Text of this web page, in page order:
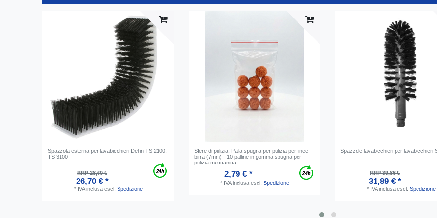
Spazzola esterna per lavabicchieri Delfin TS 2100,
TS 3100
RRP 28,60 €
26,70 € *
* IVA inclusaescl. Spedizione
Sfere di pulizia, Palla spugna per pulizia per linee
birra (7mm) - 10 palline in gomma spugna per
pulizia meccanica
2,79 € *
* IVA inclusaescl. Spedizione
Spazzole lavabicchieri per lavabicchieri
RRP 39,86 €
31,89 € *
* IVA inclusaescl. Spedizione